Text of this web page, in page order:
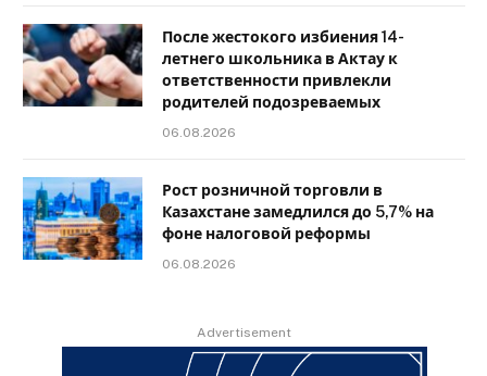
После жестокого избиения 14-
летнего школьника в Актау к
ответственности привлекли
родителей подозреваемых
06.08.2026
Рост розничной торговли в
Казахстане замедлился до 5,7% на
фоне налоговой реформы
06.08.2026
Advertisement